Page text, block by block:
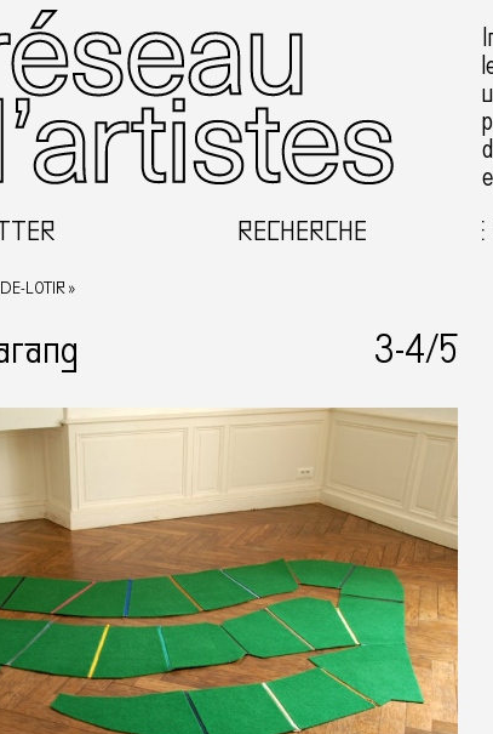
RECHERCHEBIENVENUE
LOTIR »
3-4/5